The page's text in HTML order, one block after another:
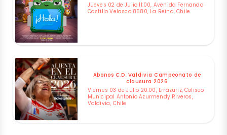
Jueves 02 de Julio 11:00, Avenida Fernando
Castillo Velasco 8580, La Reina, Chile
Abonos C.D. Valdivia Campeonato de
clausura 2026
Viernes 03 de Julio 20:00, Errázuriz, Coliseo
Municipal Antonio Azurmendy Riveros,
Valdivia, Chile